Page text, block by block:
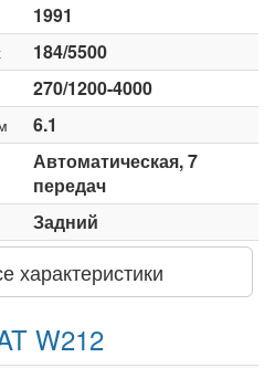
1991
184/5500
270/1200-4000
6.1
Автоматическая, 7
передач
Задний
характеристики
W212